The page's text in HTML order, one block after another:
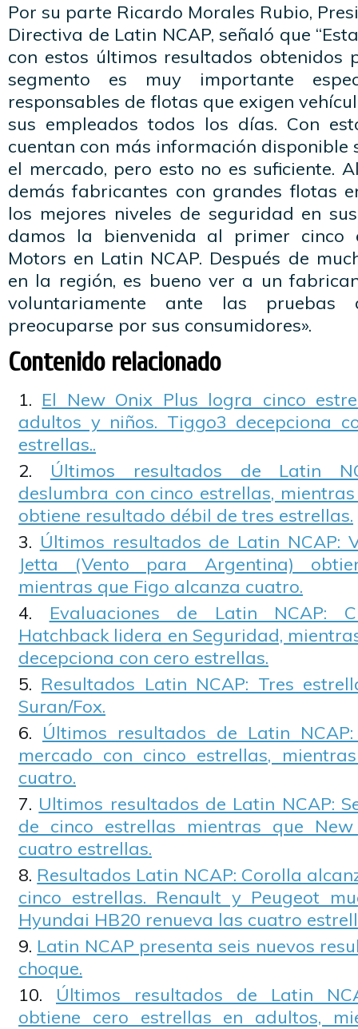
Por su parte Ricardo Morales Rubio,
Directiva de Latin NCAP, señaló que
con estos últimos resultados obtenidos
segmento es muy importante
responsables de flotas que exigen
sus empleados todos los días. Con
cuentan con más información disponible
el mercado, pero esto no es suficiente.
demás fabricantes con grandes flotas
los mejores niveles de seguridad en
damos la bienvenida al primer cinco
Motors en Latin NCAP. Después de
en la región, es bueno ver a un
voluntariamente ante las
preocuparse por sus consumidores».
Contenido relacionado
El New Onix Plus logra cinco
adultos y niños. Tiggo3 decepciona
estrellas..
Últimos resultados de Latin
deslumbra con cinco estrellas,
obtiene resultado débil de tres estrellas.
Últimos resultados de Latin NCAP:
Jetta (Vento para Argentina)
mientras que Figo alcanza cuatro.
Evaluaciones de Latin NCAP:
Hatchback lidera en Seguridad,
decepciona con cero estrellas.
Resultados Latin NCAP: Tres
Suran/Fox.
Últimos resultados de Latin
mercado con cinco estrellas,
cuatro.
Ultimos resultados de Latin NCAP:
de cinco estrellas mientras que
cuatro estrellas.
Resultados Latin NCAP: Corolla
cinco estrellas. Renault y Peugeot
Hyundai HB20 renueva las cuatro
Latin NCAP presenta seis nuevos
choque.
Últimos resultados de Latin
obtiene cero estrellas en adultos,